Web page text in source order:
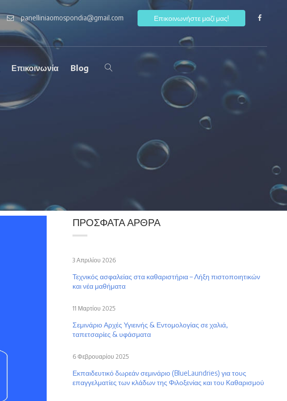
panelliniaomospondia@gmail.com Επικοινωνήστε μαζί μας!
Επικοινωνία Blog
ΠΡΌΣΦΑΤΑ ΆΡΘΡΑ
Τεχνικός ασφαλείας στα καθαριστήρια – Λήξη πιστοποιητικών
και νέα μαθήματα
3 Απριλίου 2026
Σεμινάριο Αρχές Υγιεινής & Εντομολογίας σε χαλιά,
ταπετσαρίες & υφάσματα
11 Μαρτίου 2025
Εκπαιδευτικό δωρεάν σεμινάριο (BlueLaundries) για τους
επαγγελματίες των κλάδων της Φιλοξενίας και του Καθαρισμού
6 Φεβρουαρίου 2025